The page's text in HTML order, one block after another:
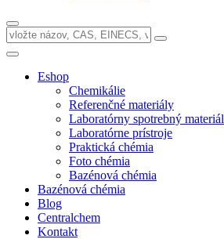
Eshop
Chemikálie
Referenčné materiály
Laboratórny spotrebný materiál
Laboratórne prístroje
Praktická chémia
Foto chémia
Bazénová chémia
Bazénová chémia
Blog
Centralchem
Kontakt